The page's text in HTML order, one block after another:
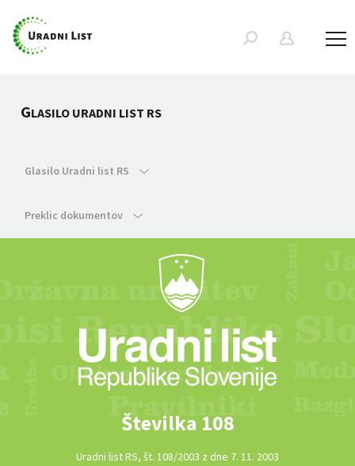
GLASILO URADNI LIST RS
Glasilo Uradni list RS
Preklic dokumentov
Številka 108
Uradni list RS, št. 108/2003 z dne 7. 11. 2003